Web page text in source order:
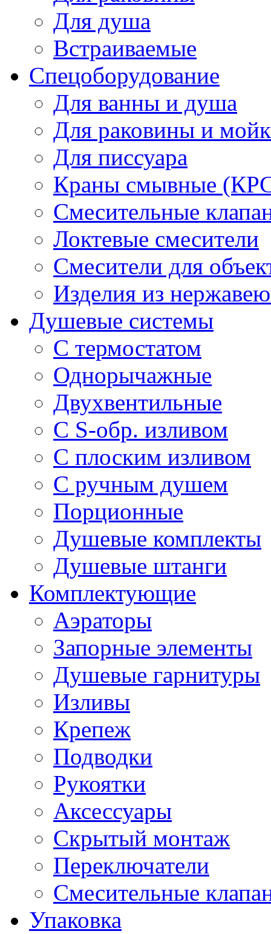
Для душа
Встраиваемые
Спецоборудование
Для ванны и душа
Для раковины и
Для писсуара
Краны смывные
Смесительные
Локтевые смесители
Смесители для
Изделия из
Душевые системы
С термостатом
Однорычажные
Двухвентильные
С S-обр. изливом
С плоским изливом
С ручным душем
Порционные
Душевые комплекты
Душевые штанги
Комплектующие
Аэраторы
Запорные элементы
Душевые гарнитуры
Изливы
Крепеж
Подводки
Рукоятки
Аксессуары
Скрытый монтаж
Переключатели
Смесительные
Упаковка